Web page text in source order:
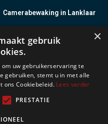
Camerabewaking in Lanklaar
Camerabewaking in Lauw
Camerabewaking in
Leopoldsburg
Camerabewaking in Leut
Camerabewaking in Linkhout
×
gebruik
uw gebruikerservaring te
gebruiken, stemt u in met alle
ons Cookiebeleid. Lees verder
PRESTATIE